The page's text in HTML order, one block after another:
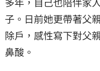
子。日前她更帶著父
除戶，感性寫下對父
鼻酸。